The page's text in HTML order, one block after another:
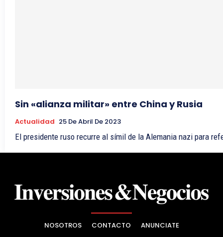
Sin «alianza militar» entre China y Rusia
Actualidad 25 De Abril De 2023
El presidente ruso recurre al símil de la Alemania nazi para
NOSOTROS CONTACTO ANUNCIATE